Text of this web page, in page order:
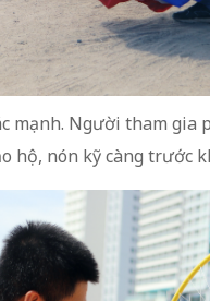
mạnh. Người tham gia
hộ, nón kỹ càng trước